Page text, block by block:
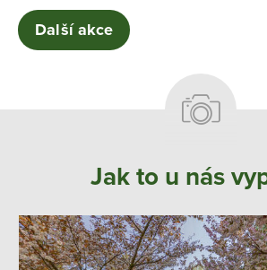
Další akce
Jak to u nás